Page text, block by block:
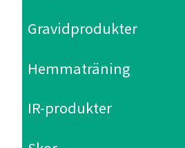
Gravidprodukter
Hemmaträning
IR-produkter